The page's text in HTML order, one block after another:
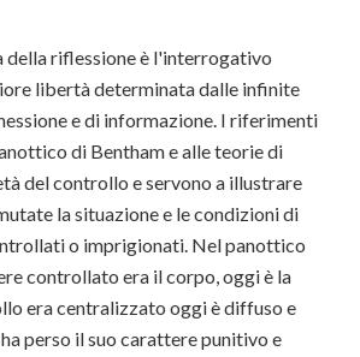
della riflessione è l'interrogativo
libertà determinata dalle infinite
e di informazione. I riferimenti
di Bentham e alle teorie di
del controllo e servono a illustrare
la situazione e le condizioni di
o imprigionati. Nel panottico
controllato era il corpo, oggi è la
era centralizzato oggi è diffuso e
perso il suo carattere punitivo e